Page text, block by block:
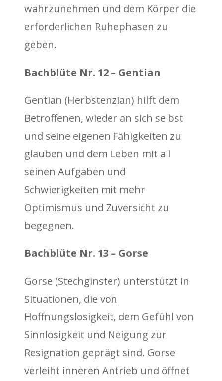
wahrzunehmen und dem Körper die
erforderlichen Ruhephasen zu
geben.
Bachblüte Nr. 12 – Gentian
Gentian (Herbstenzian) hilft dem
Betroffenen, wieder an sich selbst
und seine eigenen Fähigkeiten zu
glauben und dem Leben mit all
seinen Aufgaben und
Schwierigkeiten mit mehr
Optimismus und Zuversicht zu
begegnen.
Bachblüte Nr. 13 – Gorse
Gorse (Stechginster) unterstützt in
Situationen, die von
Hoffnungslosigkeit, dem Gefühl von
Sinnlosigkeit und Neigung zur
Resignation geprägt sind. Gorse
verleiht inneren Antrieb und öffnet